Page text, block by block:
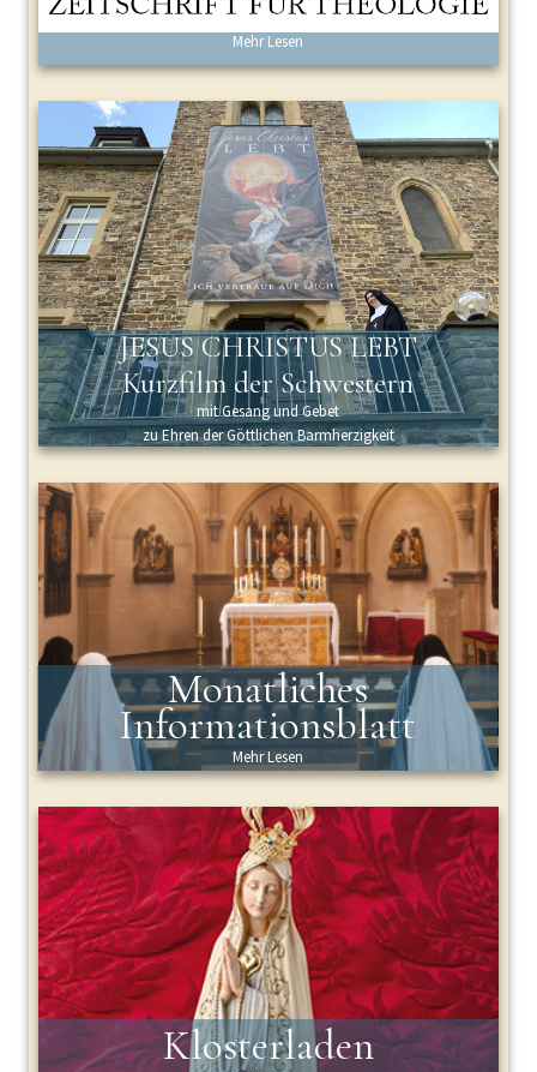
Mehr Lesen
JESUS CHRISTUS LEBT
Kurzfilm der Schwestern
mit Gesang und Gebet
zu Ehren der Göttlichen Barmherzigkeit
Monatliches
Informationsblatt
Mehr Lesen
Klosterladen